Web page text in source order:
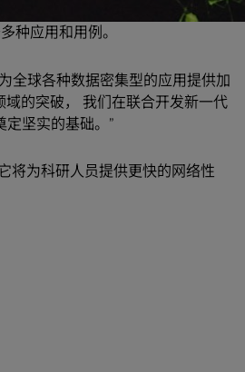
项目之一，另外一项值得一提项目
种应用和用例。
全球各种数据密集型的应用提供加
的突破， 我们在联合开发新一代
坚实的基础。”
将为科研人员提供更快的网络性